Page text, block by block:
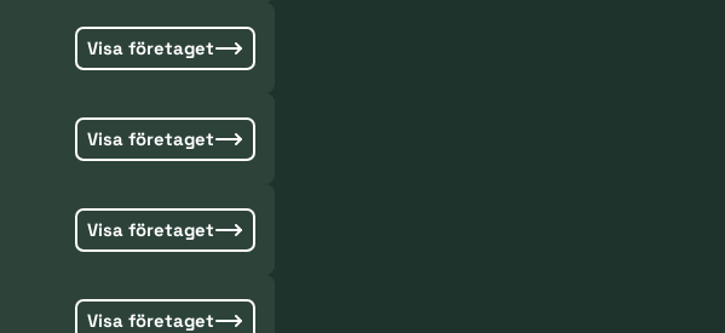
Visa företaget
Visa företaget
Visa företaget
Visa företaget